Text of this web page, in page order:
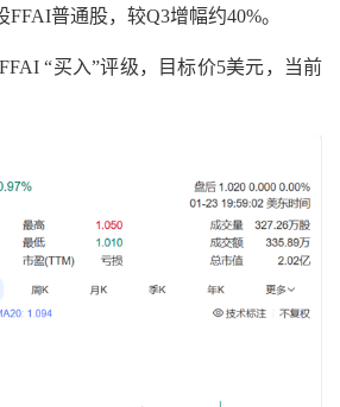
普通股，较Q3增幅约40%。
“买入”评级，目标价5美元，当前